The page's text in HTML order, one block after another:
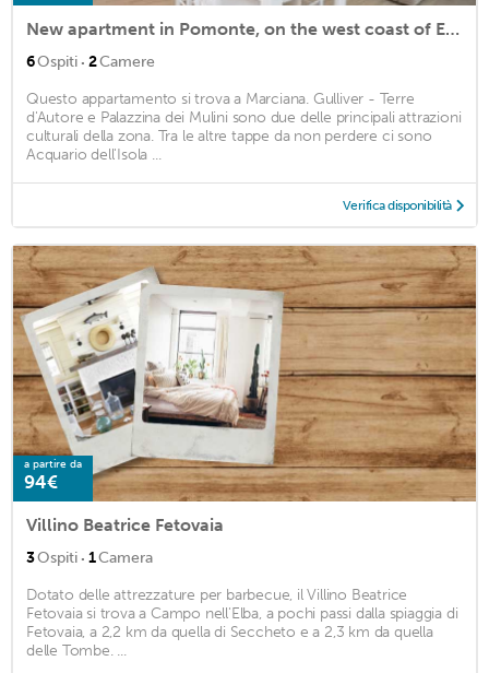
New apartment in Pomonte, on the west coast of Elba
6Ospiti · 2Camere
Questo appartamento si trova a Marciana. Gulliver - Terre
d'Autore e Palazzina dei Mulini sono due delle principali attrazioni
culturali della zona. Tra le altre tappe da non perdere ci sono
Acquario dell'Isola ...
Verifica disponibilità
a partire da
94€
Villino Beatrice Fetovaia
3Ospiti · 1Camera
Dotato delle attrezzature per barbecue, il Villino Beatrice
Fetovaia si trova a Campo nell'Elba, a pochi passi dalla spiaggia di
Fetovaia, a 2,2 km da quella di Seccheto e a 2,3 km da quella
delle Tombe. ...